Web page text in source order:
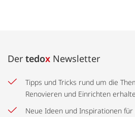
Der tedox Newsletter
Tipps und Tricks rund um die
Renovieren und Einrichten
Neue Ideen und Inspirationen